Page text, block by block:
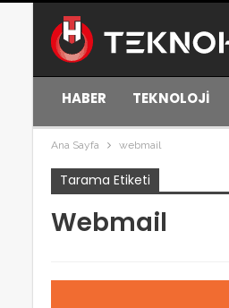
HABER TEKNOLOJİ
Ana Sayfa webmail
Tarama Etiketi
Webmail